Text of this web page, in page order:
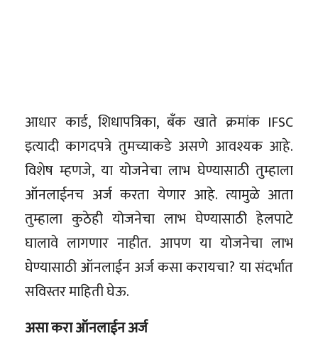
आधार कार्ड, शिधापत्रिका, बँक खाते क्रमांक IFSC
इत्यादी कागदपत्रे तुमच्याकडे असणे आवश्यक आहे.
विशेष म्हणजे, या योजनेचा लाभ घेण्यासाठी तुम्हाला
ऑनलाईनच अर्ज करता येणार आहे. त्यामुळे आता
तुम्हाला कुठेही योजनेचा लाभ घेण्यासाठी हेलपाटे
घालावे लागणार नाहीत. आपण या योजनेचा लाभ
घेण्यासाठी ऑनलाईन अर्ज कसा करायचा? या संदर्भात
सविस्तर माहिती घेऊ.
असा करा ऑनलाईन अर्ज